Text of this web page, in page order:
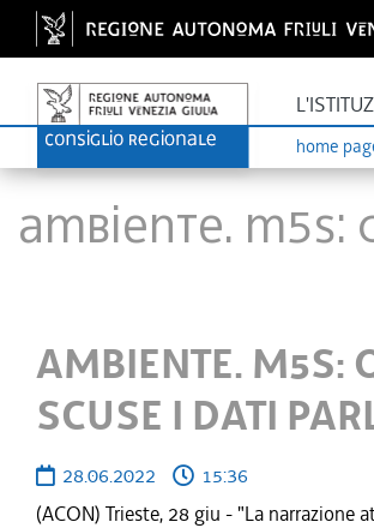
home
AMBIENTE. M5S:
AMBIENTE. M5S:
SCUSE I DATI
28.06.2022
15:36
(ACON) Trieste, 28 giu - "La